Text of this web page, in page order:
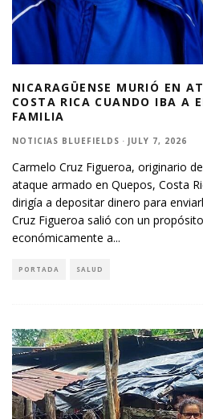
NICARAGÜENSE MURIÓ EN
COSTA RICA CUANDO IBA A
FAMILIA
NOTICIAS BLUEFIELDS · JULY 7, 2026
Carmelo Cruz Figueroa, originario
ataque armado en Quepos, Costa
dirigía a depositar dinero para
Cruz Figueroa salió con un
económicamente a...
PORTADA SALUD